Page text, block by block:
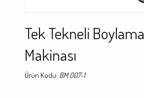
Tek Tekneli Boylama
Makinası
Ürün Kodu: BM 007-1